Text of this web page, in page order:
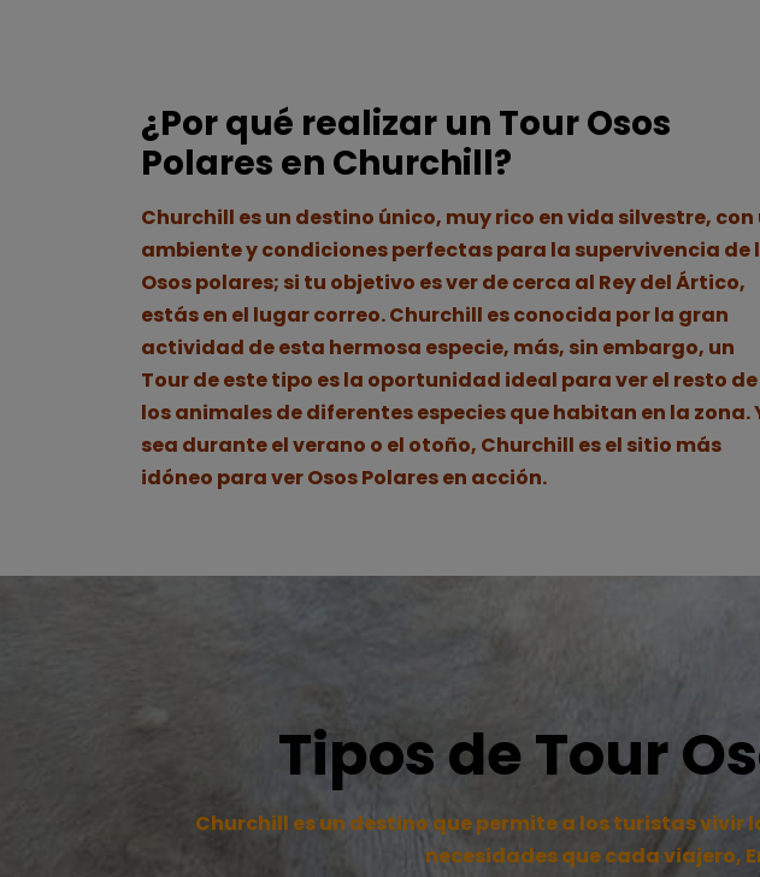
¿Por qué realizar un Tour Osos
Polares en Churchill?
Churchill es un destino único, muy rico en vida silvestre, con
ambiente y condiciones perfectas para la supervivencia de
Osos polares; si tu objetivo es ver de cerca al Rey del Ártico,
estás en el lugar correo. Churchill es conocida por la gran
actividad de esta hermosa especie, más, sin embargo, un
Tour de este tipo es la oportunidad ideal para ver el resto de
los animales de diferentes especies que habitan en la zona.
sea durante el verano o el otoño, Churchill es el sitio más
idóneo para ver Osos Polares en acción.
Tipos de Tour
Churchill es un destino que permite a los turistas
necesidades que cada viajero,